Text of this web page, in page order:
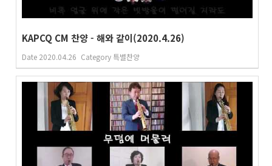
KAPCQ CM 찬양 - 해와 같이(2020.4.26)
Date 2020.04.26 Category 특별찬양